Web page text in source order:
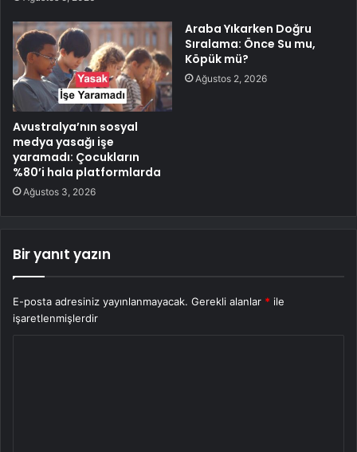
Avustralya’nın sosyal
medya yasağı işe
yaramadı: Çocukların
%80’i hala platformlarda
Ağustos 3, 2026
Araba Yıkarken Doğru
Sıralama: Önce Su mu,
Köpük mü?
Ağustos 2, 2026
Bir yanıt yazın
E-posta adresiniz yayınlanmayacak. Gerekli alanlar * ile
işaretlenmişlerdir